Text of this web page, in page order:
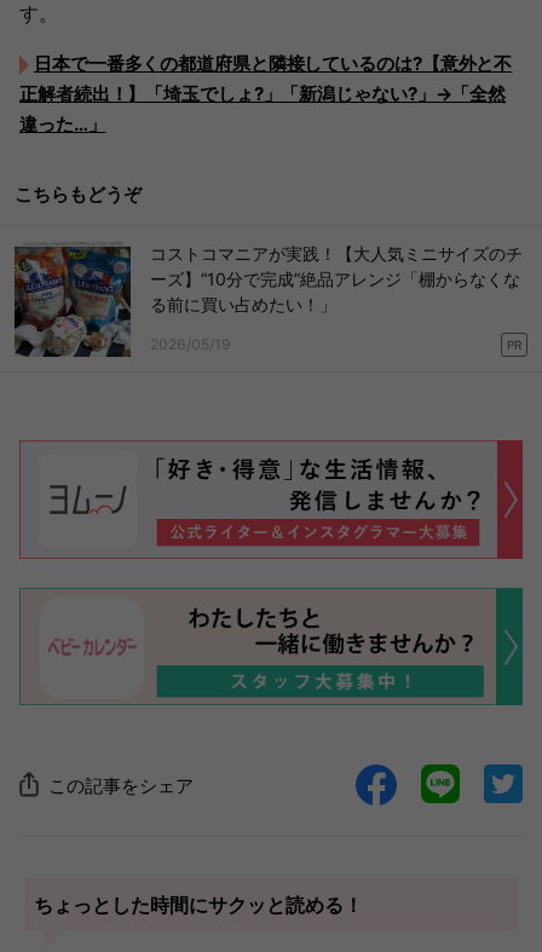
す。
日本で一番多くの都道府県と隣接しているのは?【意外と不
正解者続出！】「埼玉でしょ?」「新潟じゃない?」→「全然
違った…」
こちらもどうぞ
コストコマニアが実践！【大人気ミニサイズのチ
ーズ】“10分で完成”絶品アレンジ「棚からなくな
る前に買い占めたい！」
2026/05/19 PR
この記事をシェア
ちょっとした時間にサクッと読める！